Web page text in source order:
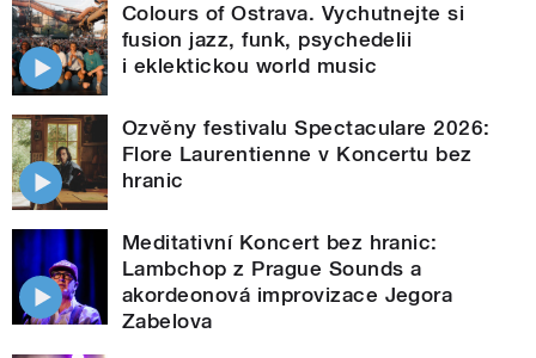
Colours of Ostrava. Vychutnejte si
fusion jazz, funk, psychedelii
i eklektickou world music
Ozvěny festivalu Spectaculare 2026:
Flore Laurentienne v Koncertu bez
hranic
Meditativní Koncert bez hranic:
Lambchop z Prague Sounds a
akordeonová improvizace Jegora
Zabelova